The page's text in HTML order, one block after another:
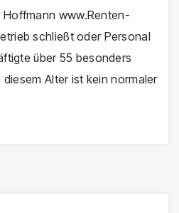
Hoffmann www.Renten-
schließt oder Personal
über 55 besonders
Alter ist kein normaler